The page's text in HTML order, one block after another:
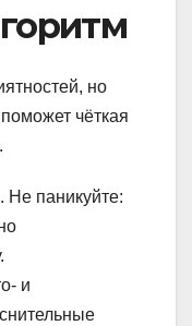
но
чёткая
Не паникуйте:
и